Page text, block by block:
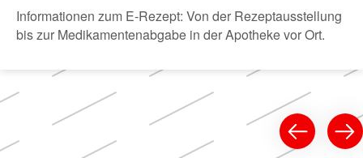
Informationen zum E-Rezept: Von der Rezeptausstellung
bis zur Medikamentenabgabe in der Apotheke vor Ort.